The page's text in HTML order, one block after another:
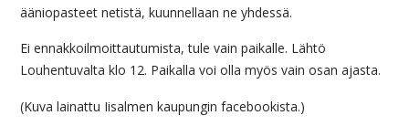
ääniopasteet netistä, kuunnellaan ne yhdessä.
Ei ennakkoilmoittautumista, tule vain paikalle. Lähtö
Louhentuvalta klo 12. Paikalla voi olla myös vain osan ajasta.
(Kuva lainattu Iisalmen kaupungin facebookista.)